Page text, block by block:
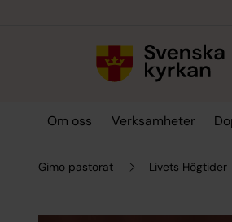
Om oss Verksamheter
Gimo pastorat Livets Högtider